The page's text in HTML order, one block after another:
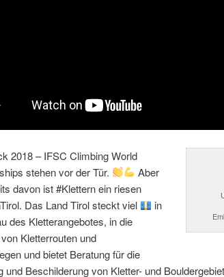
2018 – IFSC Climbing World
stehen vor der Tür.
Aber
davon ist #Klettern ein riesen
Das Land Tirol steckt viel
in
des Kletterangebotes, in die
Kletterrouten und
und bietet Beratung für die
und Beschilderung von Kletter- und